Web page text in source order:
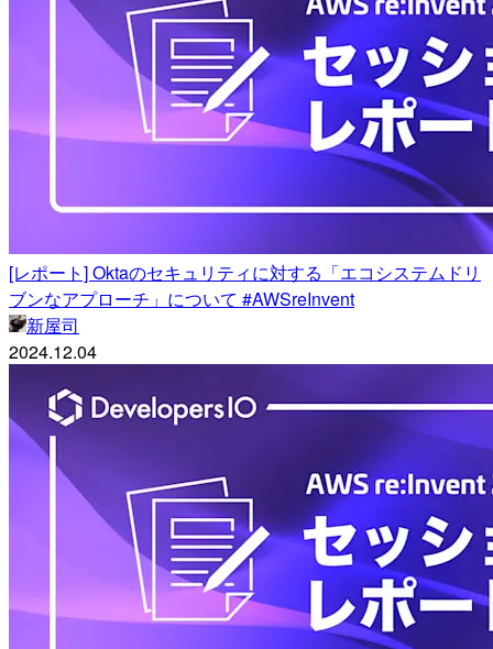
[レポート] Oktaのセキュリティに対する「エコシステムドリ
ブンなアプローチ」について #AWSreInvent
新屋司
2024.12.04